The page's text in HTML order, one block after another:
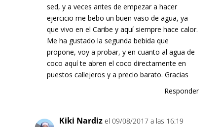
sed, y a veces antes de empezar a hacer
ejercicio me bebo un buen vaso de agua, ya
que vivo en el Caribe y aquí siempre hace calor.
Me ha gustado la segunda bebida que
propone, voy a probar, y en cuanto al agua de
coco aquí te abren el coco directamente en
puestos callejeros y a precio barato. Gracias
Responder
Kiki Nardiz el 09/08/2017 a las 16:19